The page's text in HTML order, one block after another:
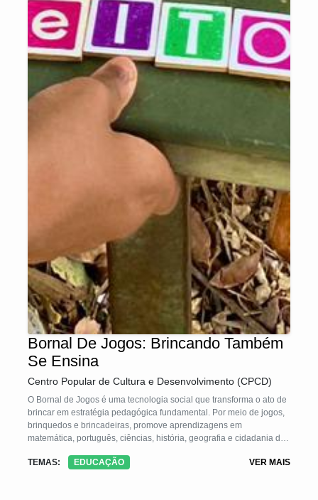
Bornal De Jogos: Brincando Também
Se Ensina
Centro Popular de Cultura e Desenvolvimento (CPCD)
O Bornal de Jogos é uma tecnologia social que transforma o ato de
brincar em estratégia pedagógica fundamental. Por meio de jogos,
brinquedos e brincadeiras, promove aprendizagens em
matemática, português, ciências, história, geografia e cidadania de
com materiais simples e recicláveis, que reúne dezenas de jogos
TEMAS: EDUCAÇÃO VER MAIS